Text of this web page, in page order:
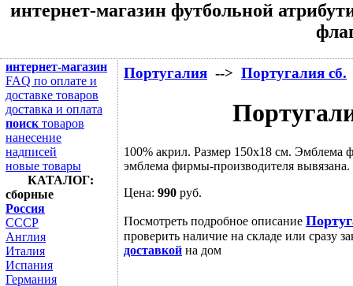
интернет-магазин футбольной
Португалия --> Португалия сб.
100% акрил. Размер 150х18 см. Эмблема
эмблема фирмы-производителя
Цена: 990 руб.
Посмотреть подробное описание
проверить наличие на складе или сразу
доставкой на дом
интернет-магазин
FAQ по оплате и
доставке товаров
доставка и оплата
поиск товаров
нанесение
надписей
новые товары
КАТАЛОГ:
сборные
Россия
СССР
Англия
Италия
Испания
Германия